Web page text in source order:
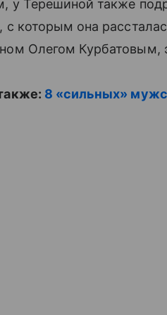
у Терешиной также
с которым она
Олегом Курбатовым,
8 «сильных»